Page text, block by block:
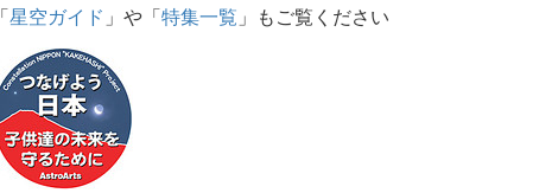
「星空ガイド 」や「特集一覧 」もご覧ください